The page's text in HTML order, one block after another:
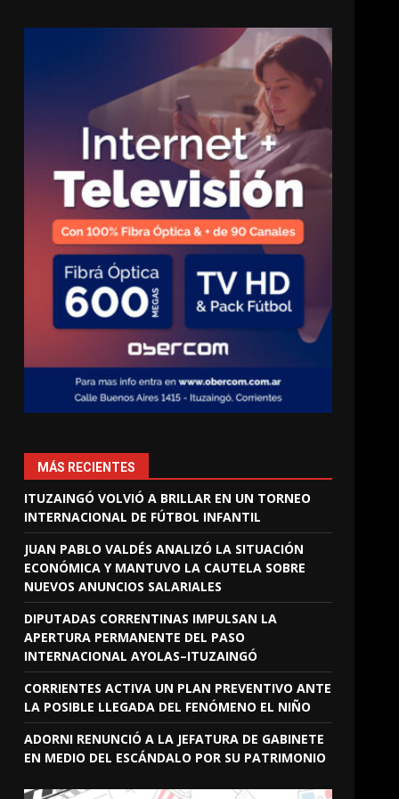
MÁS RECIENTES
ITUZAINGÓ VOLVIÓ A BRILLAR EN UN TORNEO
INTERNACIONAL DE FÚTBOL INFANTIL
JUAN PABLO VALDÉS ANALIZÓ LA SITUACIÓN
ECONÓMICA Y MANTUVO LA CAUTELA SOBRE
NUEVOS ANUNCIOS SALARIALES
DIPUTADAS CORRENTINAS IMPULSAN LA
APERTURA PERMANENTE DEL PASO
INTERNACIONAL AYOLAS–ITUZAINGÓ
CORRIENTES ACTIVA UN PLAN PREVENTIVO ANTE
LA POSIBLE LLEGADA DEL FENÓMENO EL NIÑO
ADORNI RENUNCIÓ A LA JEFATURA DE GABINETE
EN MEDIO DEL ESCÁNDALO POR SU PATRIMONIO